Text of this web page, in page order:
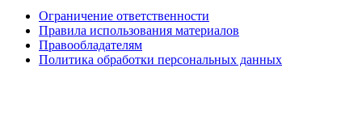
Ограничение ответственности
Правила использования материалов
Правообладателям
Политика обработки персональных данных